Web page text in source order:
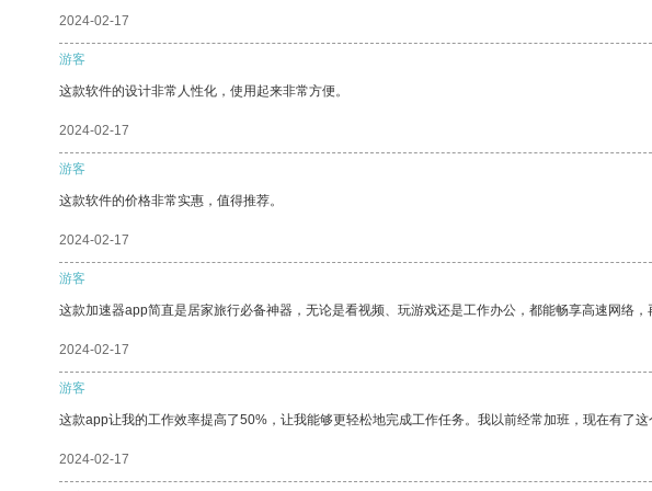
2024-02-17
游客
这款软件的设计非常人性化，使用起来非常方便。
2024-02-17
游客
这款软件的价格非常实惠，值得推荐。
2024-02-17
游客
这款加速器app简直是居家旅行必备神器，无论是看视频、玩游戏还是工作办公，都能畅享高速网络
2024-02-17
游客
这款app让我的工作效率提高了50%，让我能够更轻松地完成工作任务。我以前经常加班，现在有了
2024-02-17